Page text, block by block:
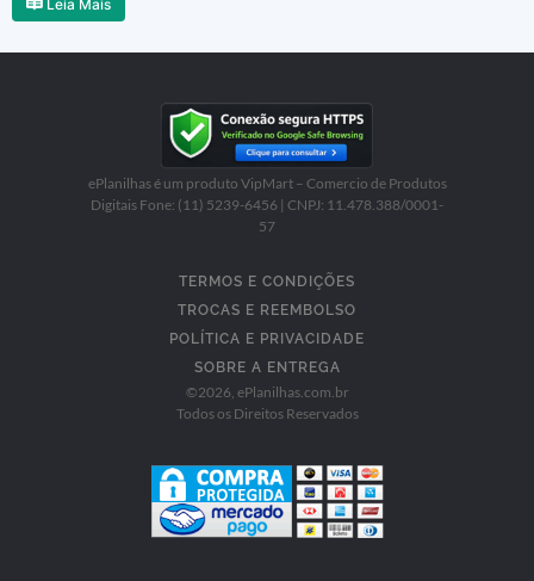
Leia Mais
ePlanilhas é um produto VipMart – Comercio de Produtos
Digitais Fone: (11) 5239-6456 | CNPJ: 11.478.388/0001-
57
TERMOS E CONDIÇÕES
TROCAS E REEMBOLSO
POLÍTICA E PRIVACIDADE
SOBRE A ENTREGA
©2026 , ePlanilhas.com.br
Todos os Direitos Reservados